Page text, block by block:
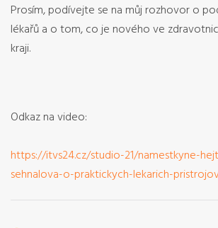
Prosím, podívejte se na můj rozhovor o
lékařů a o tom, co je nového ve
kraji.
Odkaz na video:
https://itvs24.cz/studio-21/namestkyne-
sehnalova-o-praktickych-lekarich-